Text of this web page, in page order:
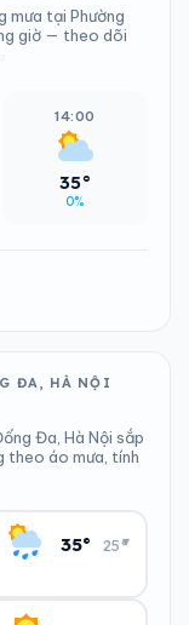
mưa tại Phường
giờ — theo dõi
14:00
35°
0%
ĐA, HÀ NỘI
Đa, Hà Nội sắp
theo áo mưa, tính
35° 25°
▾